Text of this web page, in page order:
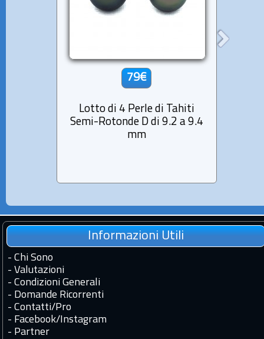
79€
Lotto di 4 Perle di Tahiti
Semi-Rotonde D di 9.2 a 9.4
mm
Informazioni Utili
- Chi Sono
- Valutazioni
- Condizioni Generali
- Domande Ricorrenti
- Contatti/Pro
- Facebook/Instagram
- Partner